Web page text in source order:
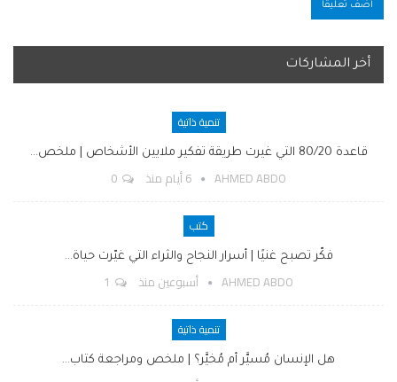
أخر المشاركات
تنمية ذاتية
قاعدة 80/20 التي غيرت طريقة تفكير ملايين الأشخاص | ملخص…
AHMED ABDO 6 أيام منذ
كتب
فكّر تصبح غنيًا | أسرار النجاح والثراء التي غيّرت حياة…
AHMED ABDO أسبوعين منذ
تنمية ذاتية
هل الإنسان مُسيَّر أم مُخيَّر؟ | ملخص ومراجعة كتاب…